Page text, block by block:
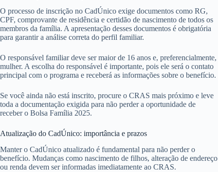
O processo de inscrição no CadÚnico exige documentos como RG,
CPF, comprovante de residência e certidão de nascimento de todos os
membros da família. A apresentação desses documentos é obrigatória
para garantir a análise correta do perfil familiar.
O responsável familiar deve ser maior de 16 anos e, preferencialmente,
mulher. A escolha do responsável é importante, pois ele será o contato
principal com o programa e receberá as informações sobre o benefício.
Se você ainda não está inscrito, procure o CRAS mais próximo e leve
toda a documentação exigida para não perder a oportunidade de
receber o Bolsa Família 2025.
Atualização do CadÚnico: importância e prazos
Manter o CadÚnico atualizado é fundamental para não perder o
benefício. Mudanças como nascimento de filhos, alteração de endereço
ou renda devem ser informadas imediatamente ao CRAS.